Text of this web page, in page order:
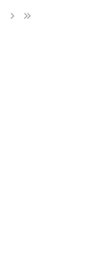
›Next
»
Last